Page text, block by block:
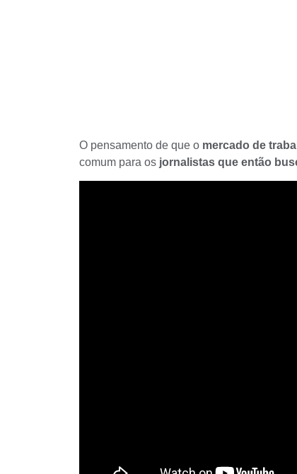
O pensamento de que o mercado de
comum para os jornalistas que então